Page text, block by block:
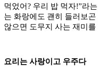
먹었어? 우리 밥 먹자!”라
는 화랑에도 괜히 들러보
않으면 도무지 사는 재미
요리는 사랑이고 우주다